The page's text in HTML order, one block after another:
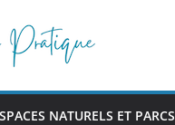
NATURELS ET PARCS